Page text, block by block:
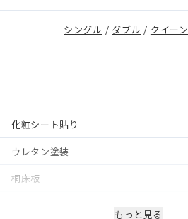
シングル / ダブル / クイーン
化粧シート貼り
ウレタン塗装
桐床板
もっと見る